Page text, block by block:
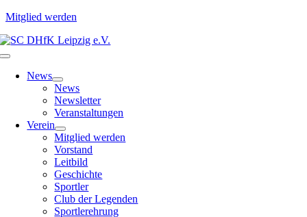
Mitglied werden
Zum
Inhalt
Toggle
NavigationNews
News
Newsletter
Veranstaltungen
Verein
Mitglied werden
Vorstand
Leitbild
Geschichte
Sportler
Club der Legenden
Sportlerehrung